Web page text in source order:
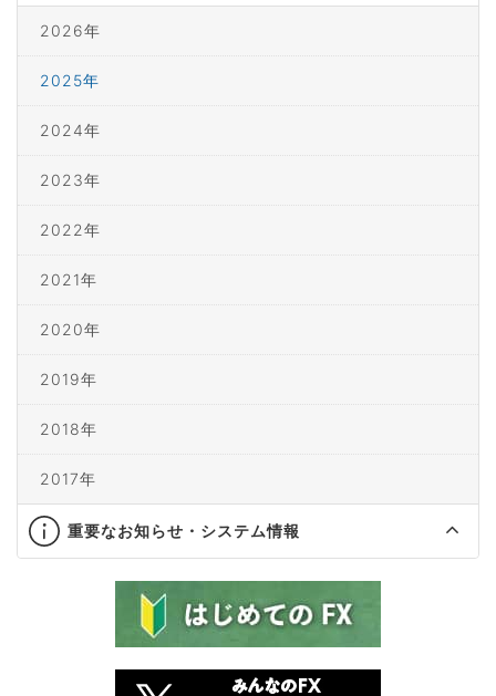
2026年
2025年
2024年
2023年
2022年
2021年
2020年
2019年
2018年
2017年
重要なお知らせ・システム情報